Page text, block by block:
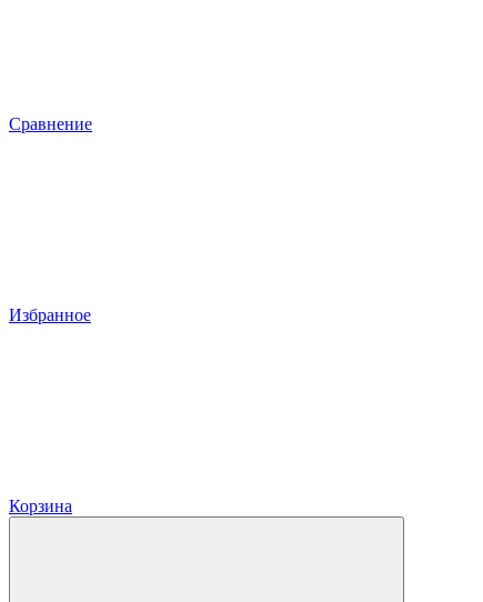
Сравнение
Избранное
Корзина